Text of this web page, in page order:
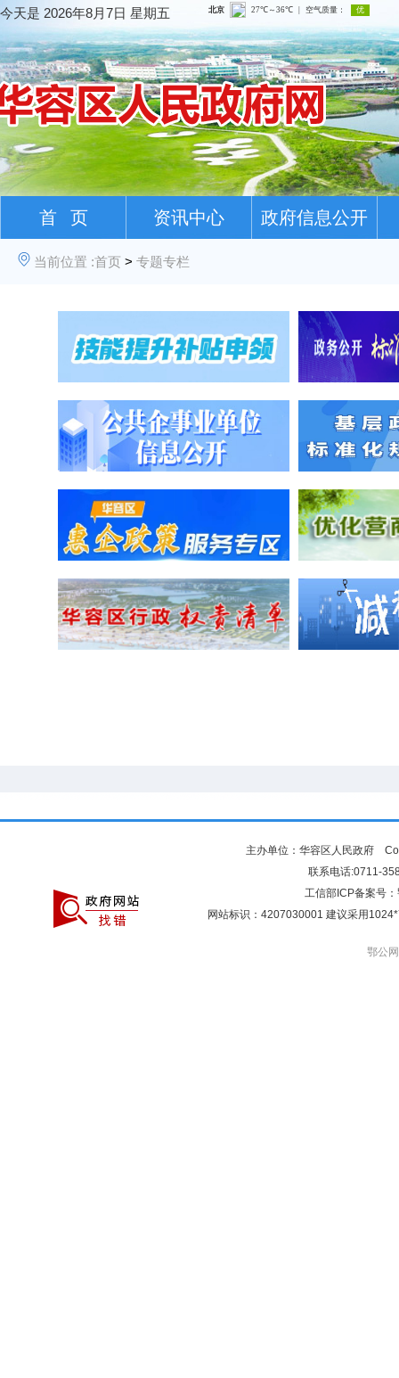
今天是 2026年8月7日 星期五
首 页 资讯中心 政府信息公开
当前位置 :首页 > 专题专栏
主办单位：华容区人民政府
联系电话:0711-
工信部ICP备案号：
网站标识：4207030001 建议采用
鄂公